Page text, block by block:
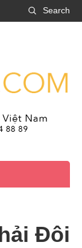
Search
Đôi